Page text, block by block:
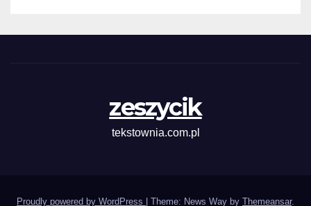
zeszycik
tekstownia.com.pl
Proudly powered by WordPress Theme: News Way by Themeansar.